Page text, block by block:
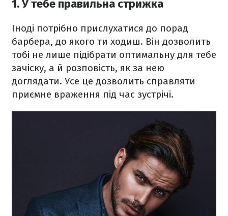
1. У тебе правильна стрижка
Іноді потрібно прислухатися до порад
барбера, до якого ти ходиш. Він дозволить
тобі не лише підібрати оптимальну для тебе
зачіску, а й розповість, як за нею
доглядати. Усе це дозволить справляти
приємне враження під час зустрічі.